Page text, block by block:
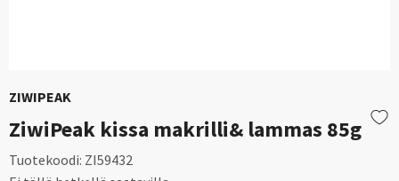
ZIWIPEAK
ZiwiPeak kissa makrilli& lammas 85g
Tuotekoodi: ZI59432